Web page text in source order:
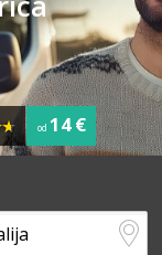
od 14 €